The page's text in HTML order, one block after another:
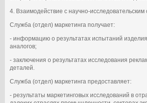
4. Взаимодействие с научно-
Служба (отдел) маркетинга получает:
- информацию о результатах испытаний
аналогов;
- заключения о результатах исследования
деталей.
Служба (отдел) маркетинга предоставляет:
- результаты маркетинговых исследований в